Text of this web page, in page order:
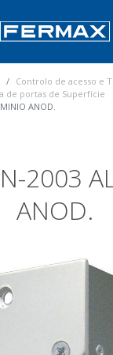
Controlo de acesso e
de portas de Superfície
ANOD.
2003
ANOD.